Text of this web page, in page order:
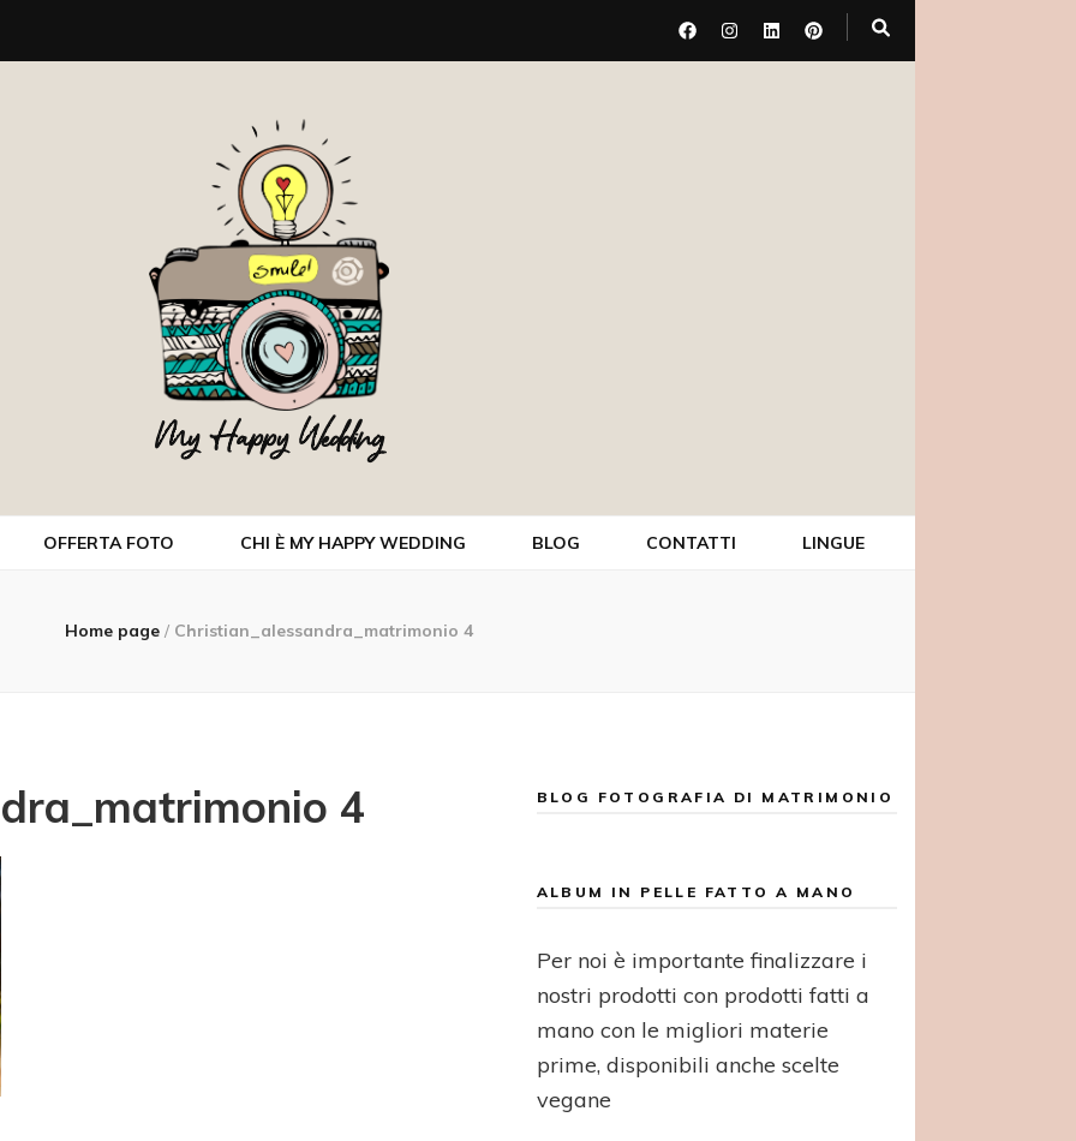
My Happy Wedding
OFFERTA FOTO CHI È MY HAPPY WEDDING BLOG CONTATTI LINGUE
Home page / Christian_alessandra_matrimonio 4
4 BLOG FOTOGRAFIA DI MATRIMONIO
ALBUM IN PELLE FATTO A MANO
Per noi è importante finalizzare i
nostri prodotti con prodotti fatti a
mano con le migliori materie
prime, disponibili anche scelte
vegane